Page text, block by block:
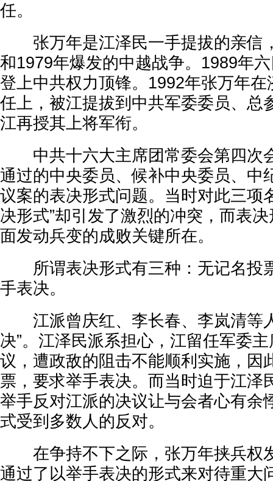
任。
张万年是江泽民一手提拔的亲信
和1979年爆发的中越战争。1989年
登上中共权力顶锋。1992年张万年
任上，被江提拔到中共军委委员、总
江再授其上将军衔。
中共十六大主席团常委会第四次
通过的中央委员、候补中央委员、中
议案的表决形式问题。当时对此三项
决形式”却引发了激烈的冲突，而表
面发动兵变的成败关键所在。
所谓表决形式有三种：无记名投
手表决。
江派曾庆红、李长春、李岚清等
决”。江泽民派系担心，江留任军委
议，遭政敌的阻击不能顺利实施，因
票，要求举手表决。而当时迫于江泽
举手反对江派的决议让与会者心有余
式受到多数人的反对。
在争持不下之际，张万年挟兵权
通过了以举手表决的形式来对待重大